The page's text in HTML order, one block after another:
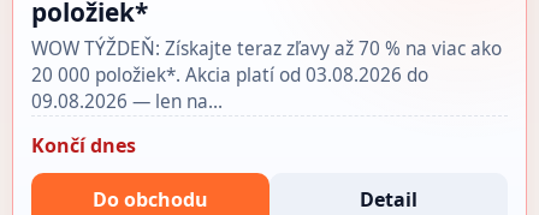
položiek*
WOW TÝŽDEŇ: Získajte teraz zľavy až 70 % na viac ako
20 000 položiek*. Akcia platí od 03.08.2026 do
09.08.2026 — len na…
Končí dnes
Do obchodu Detail